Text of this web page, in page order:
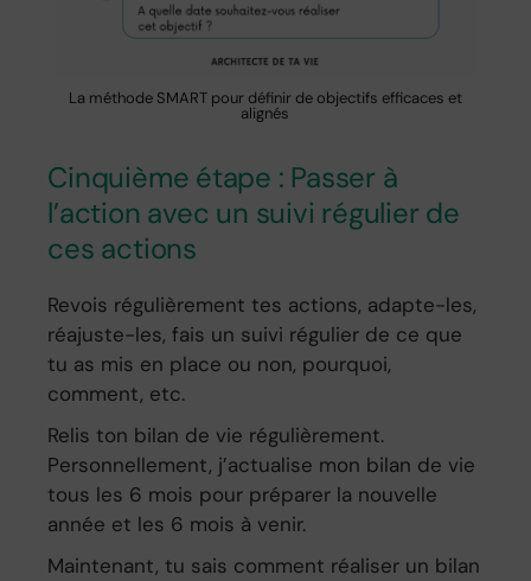
La méthode SMART pour définir de objectifs efficaces et
alignés
Cinquième étape : Passer à
l’action avec un suivi régulier de
ces actions
Revois régulièrement tes actions, adapte-les,
réajuste-les, fais un suivi régulier de ce que
tu as mis en place ou non, pourquoi,
comment, etc.
Relis ton bilan de vie régulièrement.
Personnellement, j’actualise mon bilan de vie
tous les 6 mois pour préparer la nouvelle
année et les 6 mois à venir.
Maintenant, tu sais comment réaliser un bilan